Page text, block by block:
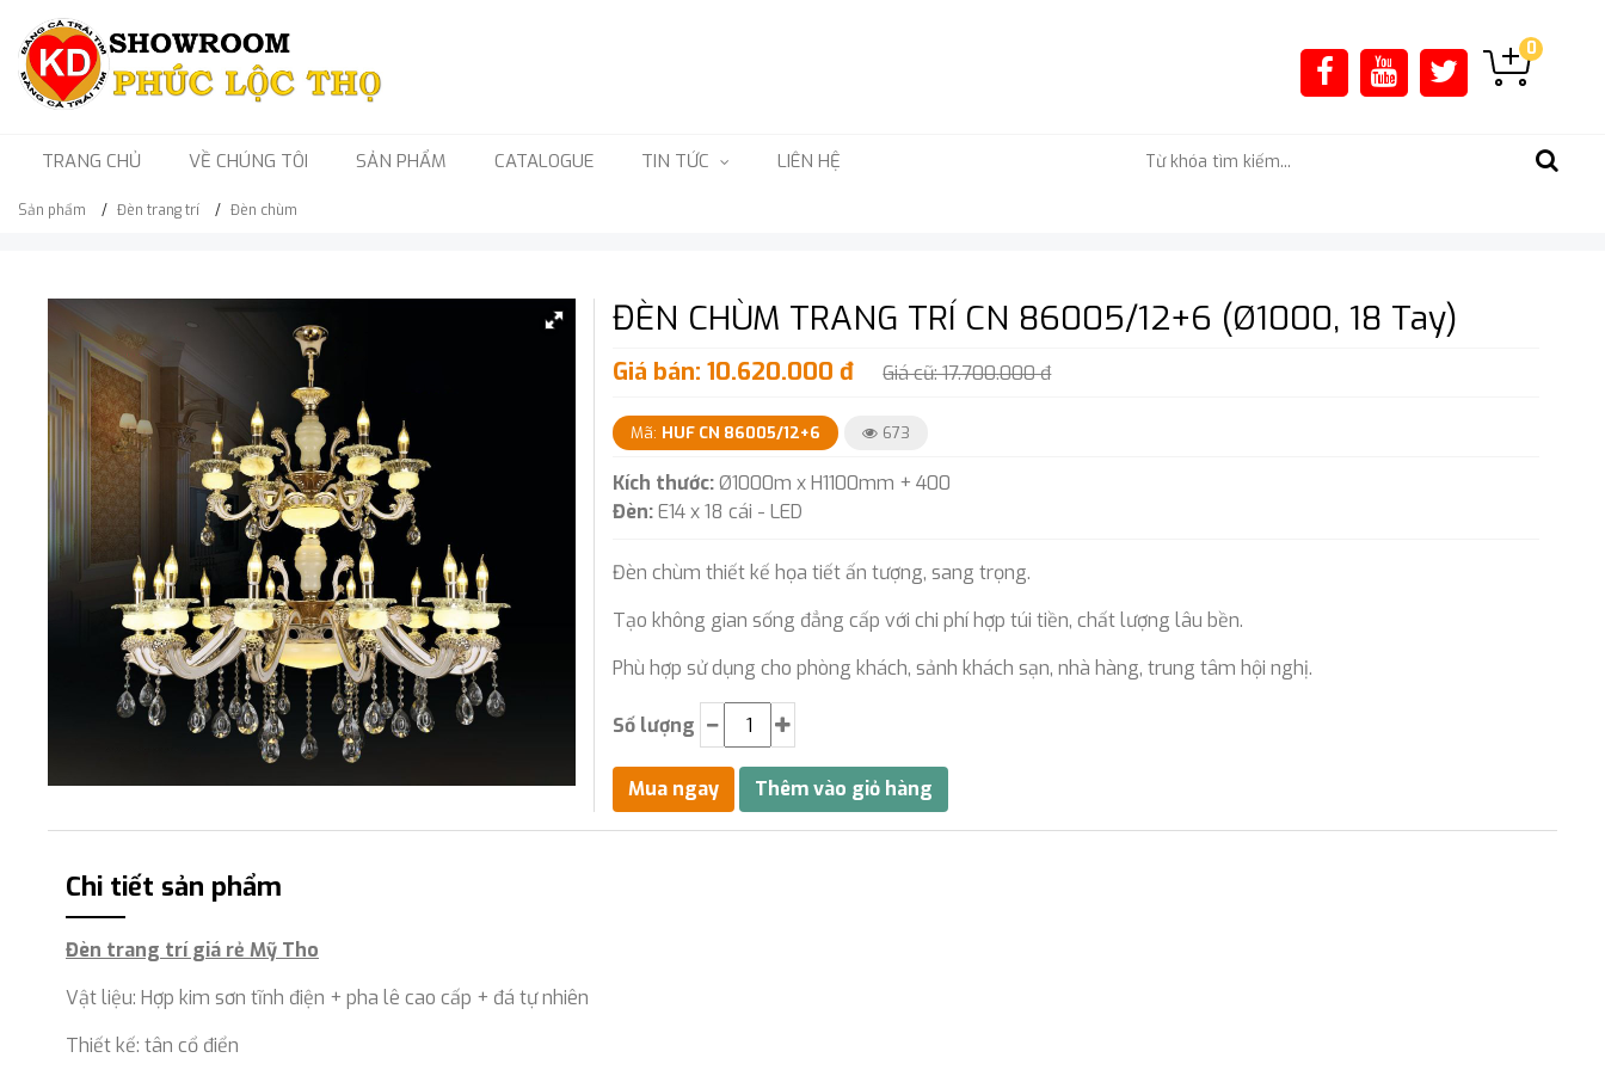
0
TRANG CHỦ VỀ CHÚNG TÔI SẢN PHẨM CATALOGUE TIN TỨC LIÊN HỆ
Sản phẩm Đèn trang trí Đèn chùm
ĐÈN CHÙM TRANG TRÍ CN 86005/12+6 (Ø1000, 18 Tay)
Giá bán: 10.620.000 đ Giá cũ: 17.700.000 đ
Mã: HUF CN 86005/12+6 673
Kích thước: Ø1000m x H1100mm + 400
Đèn: E14 x 18 cái - LED
Đèn chùm thiết kế họa tiết ấn tượng, sang trọng.
Tạo không gian sống đẳng cấp với chi phí hợp túi tiền, chất lượng lâu bền.
Phù hợp sử dụng cho phòng khách, sảnh khách sạn, nhà hàng, trung tâm hội nghị.
Số lượng
Chi tiết sản phẩm
Đèn trang trí giá rẻ Mỹ Tho
Vật liệu: Hợp kim sơn tĩnh điện + pha lê cao cấp + đá tự nhiên
Thiết kế: tân cổ điển